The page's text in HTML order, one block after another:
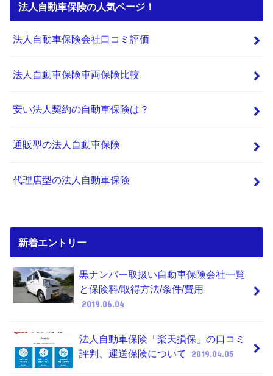
法人自動車保険の人気ページ！
法人自動車保険会社口コミ評価
法人自動車保険車両保険比較
安い法人契約の自動車保険は？
通販型の法人自動車保険
代理店型の法人自動車保険
新着エントリー
黒ナンバー取扱い自動車保険会社一覧
と保険料/取得方法/条件/費用
2019.06.04
法人自動車保険「楽天損保」の口コミ
評判、運送保険について
2019.04.05